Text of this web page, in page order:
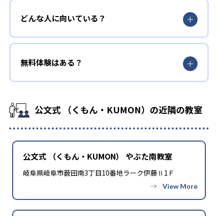
どんな人に向いている？
無料体験はある？
公文式 （くもん・KUMON）の近隣の教室
公文式 （くもん・KUMON） やぶた南教室
岐阜県岐阜市薮田南3丁目10番地ラーク伊藤Ⅱ1Ｆ